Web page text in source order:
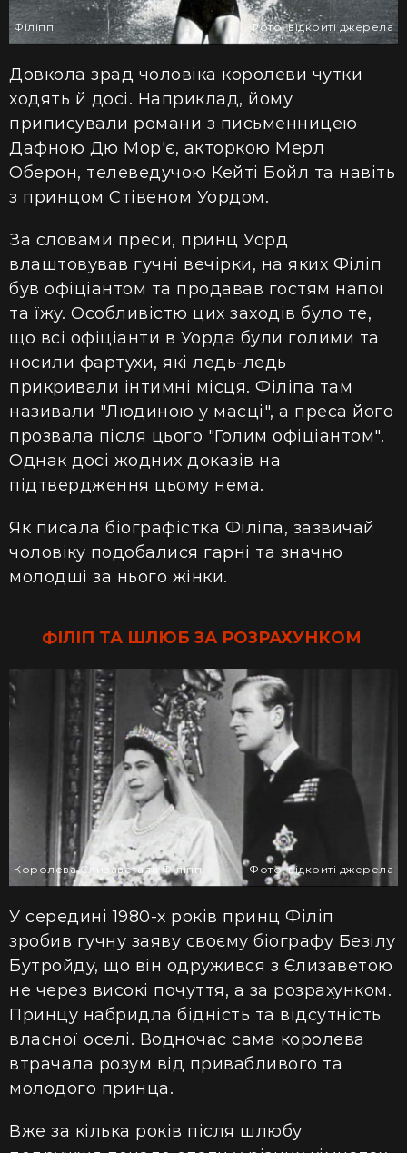
Філіпп Фото: відкриті джерела
Довкола зрад чоловіка королеви чутки
ходять й досі. Наприклад, йому
приписували романи з письменницею
Дафною Дю Мор'є, акторкою Мерл
Оберон, телеведучою Кейті Бойл та навіть
з принцом Стівеном Уордом.
За словами преси, принц Уорд
влаштовував гучні вечірки, на яких Філіп
був офіціантом та продавав гостям напої
та їжу. Особливістю цих заходів було те,
що всі офіціанти в Уорда були голими та
носили фартухи, які ледь-ледь
прикривали інтимні місця. Філіпа там
називали "Людиною у масці", а преса його
прозвала після цього "Голим офіціантом".
Однак досі жодних доказів на
підтвердження цьому нема.
Як писала біографістка Філіпа, зазвичай
чоловіку подобалися гарні та значно
молодші за нього жінки.
ФІЛІП ТА ШЛЮБ ЗА РОЗРАХУНКОМ
Королева Єлизавета та Філіпп Фото: відкриті джерела
У середині 1980-х років принц Філіп
зробив гучну заяву своєму біографу Безілу
Бутройду, що він одружився з Єлизаветою
не через високі почуття, а за розрахунком.
Принцу набридла бідність та відсутність
власної оселі. Водночас сама королева
втрачала розум від привабливого та
молодого принца.
Вже за кілька років після шлюбу